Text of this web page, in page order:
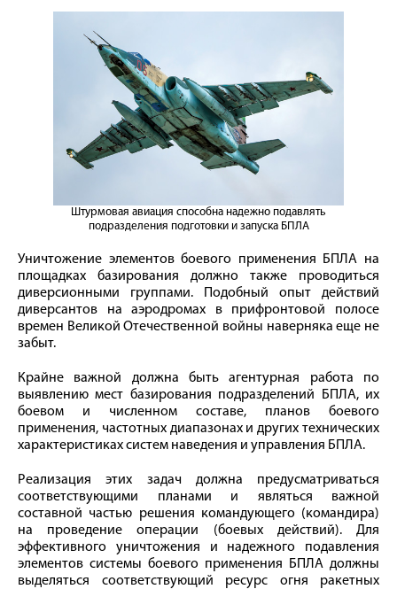
Штурмовая авиация способна надежно подавлять
подразделения подготовки и запуска БПЛА
Уничтожение элементов боевого применения БПЛА на
площадках базирования должно также проводиться
диверсионными группами. Подобный опыт действий
диверсантов на аэродромах в прифронтовой полосе
времен Великой Отечественной войны наверняка еще не
забыт.
Крайне важной должна быть агентурная работа по
выявлению мест базирования подразделений БПЛА, их
боевом и численном составе, планов боевого
применения, частотных диапазонах и других технических
характеристиках систем наведения и управления БПЛА.
Реализация этих задач должна предусматриваться
соответствующими планами и являться важной
составной частью решения командующего (командира)
на проведение операции (боевых действий). Для
эффективного уничтожения и надежного подавления
элементов системы боевого применения БПЛА должны
выделяться соответствующий ресурс огня ракетных